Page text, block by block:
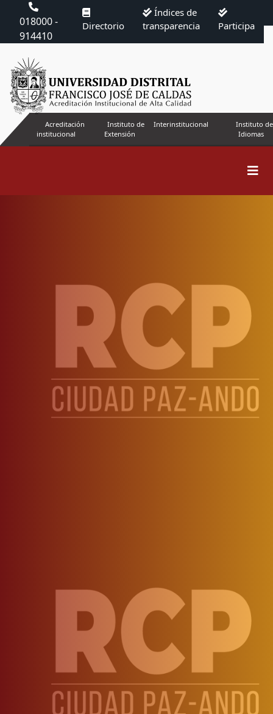
018000 -
914410
Directorio
Índices de
transparencia
Participa
Acreditación
institucional
Instituto de
Extensión
Interinstitucional
Instituto de
Idiomas